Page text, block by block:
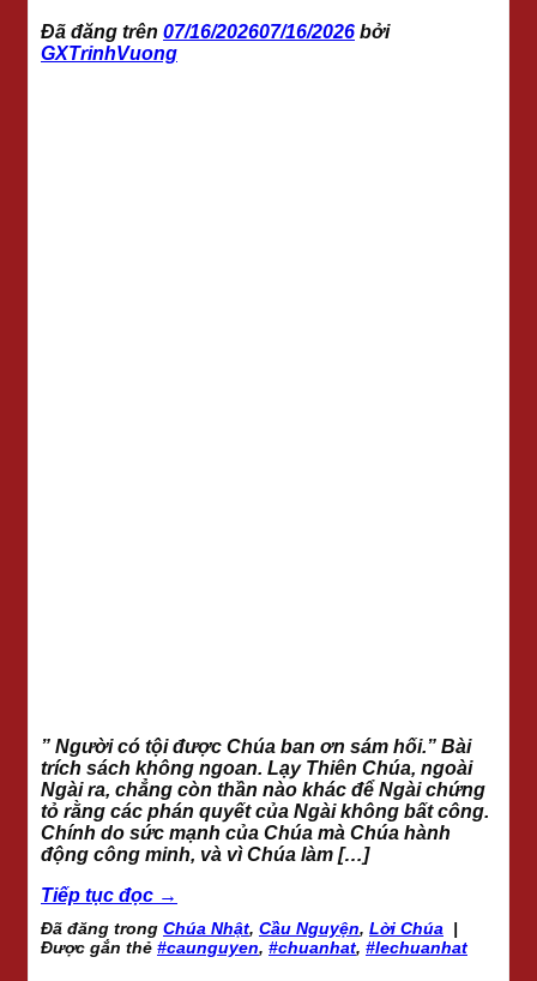
Đã đăng trên 07/16/202607/16/2026 bởi
GXTrinhVuong
” Người có tội được Chúa ban ơn sám hối.” Bài
trích sách không ngoan. Lạy Thiên Chúa, ngoài
Ngài ra, chẳng còn thần nào khác để Ngài chứng
tỏ rằng các phán quyết của Ngài không bất công.
Chính do sức mạnh của Chúa mà Chúa hành
động công minh, và vì Chúa làm […]
Tiếp tục đọc →
Đã đăng trong Chúa Nhật, Cầu Nguyện, Lời Chúa
|
Được gắn thẻ #caunguyen, #chuanhat, #lechuanhat